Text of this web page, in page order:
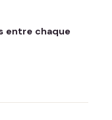
entre chaque